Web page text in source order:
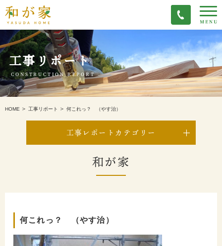
工事リポート
CONSTRUCTION REPORT
HOME 工事リポート 何これっ？ （やす治）
工事レポートカテゴリー
和が家
何これっ？ （やす治）